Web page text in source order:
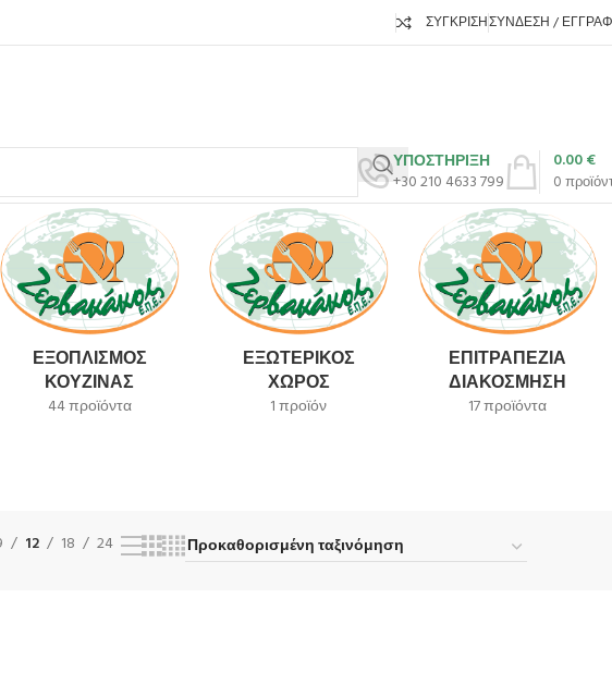
ΣΎΓΚΡΙΣΗΣΎΝΔΕΣΗ /
ΥΠΟΣΤΗΡΙΞΗ
+30 210 4633 799
0
0.00€
ΕΞΟΠΛΙΣΜΌΣ
ΚΟΥΖΊΝΑΣ
44 προϊόντα
ΕΞΩΤΕΡΙΚΌΣ
ΧΏΡΟΣ
1 προϊόν
ΕΠΙΤΡΑΠΈΖΙΑ
ΔΙΑΚΌΣΜΗΣΗ
17 προϊόντα
12 18 24